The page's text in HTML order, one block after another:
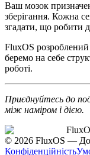
Ваш мозок
зберігання. Кожна
згадати, що робити
FluxOS
беремо на себе
роботі.
Приєднуйтесь до
між наміром і дією.
© 2026 FluxOS —
Конфіденційність